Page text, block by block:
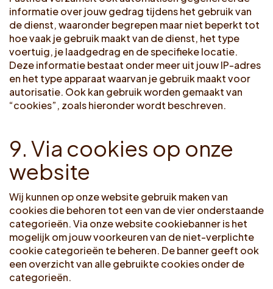
informatie over jouw gedrag tijdens het gebruik van
de dienst, waaronder begrepen maar niet beperkt tot
hoe vaak je gebruik maakt van de dienst, het type
voertuig, je laadgedrag en de specifieke locatie.
Deze informatie bestaat onder meer uit jouw IP-adres
en het type apparaat waarvan je gebruik maakt voor
autorisatie. Ook kan gebruik worden gemaakt van
“cookies”, zoals hieronder wordt beschreven.
9. Via cookies op onze
website
Wij kunnen op onze website gebruik maken van
cookies die behoren tot een van de vier onderstaande
categorieën. Via onze website cookiebanner is het
mogelijk om jouw voorkeuren van de niet-verplichte
cookie categorieën te beheren. De banner geeft ook
een overzicht van alle gebruikte cookies onder de
categorieën.